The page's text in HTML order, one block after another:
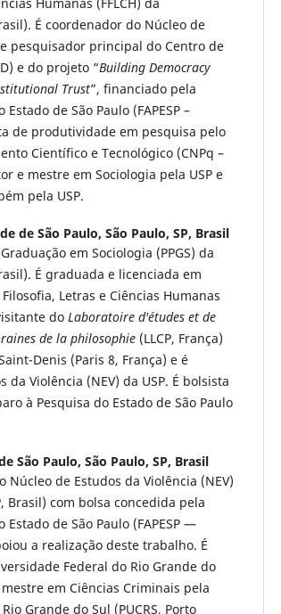
É coordenador do Núcleo de
e pesquisador principal do Centro de
e do projeto “Building Democracy
Trust”, financiado pela
de São Paulo (FAPESP –
de produtividade em pesquisa pelo
Científico e Tecnológico (CNPq –
e mestre em Sociologia pela USP e
pela USP.
de São Paulo, São Paulo, SP, Brasil
em Sociologia (PPGS) da
É graduada e licenciada em
Letras e Ciências Humanas
do Laboratoire d'études et de
de la philosophie (LLCP, França)
Denis (Paris 8, França) e é
Violência (NEV) da USP. É bolsista
à Pesquisa do Estado de São Paulo
São Paulo, São Paulo, SP, Brasil
de Estudos da Violência (NEV)
Brasil) com bolsa concedida pela
de São Paulo (FAPESP —
a realização deste trabalho. É
Federal do Rio Grande do
em Ciências Criminais pela
Grande do Sul (PUCRS, Porto